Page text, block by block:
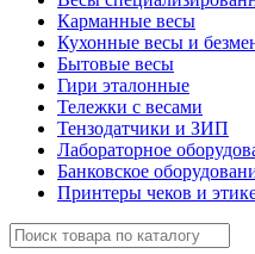
Карманные весы
Кухонные весы и
Бытовые весы
Гири эталонные
Тележки с весами
Тензодатчики и ЗИП
Лабораторное
Банковское
Принтеры чеков и